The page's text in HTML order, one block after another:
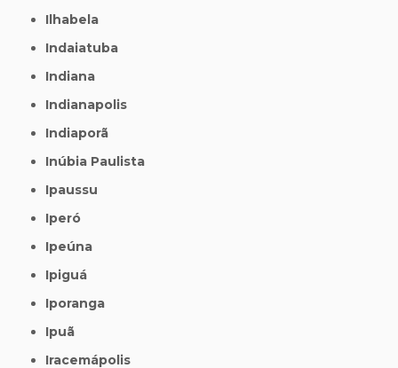
Ilhabela
Indaiatuba
Indiana
Indianapolis
Indiaporã
Inúbia Paulista
Ipaussu
Iperó
Ipeúna
Ipiguá
Iporanga
Ipuã
Iracemápolis